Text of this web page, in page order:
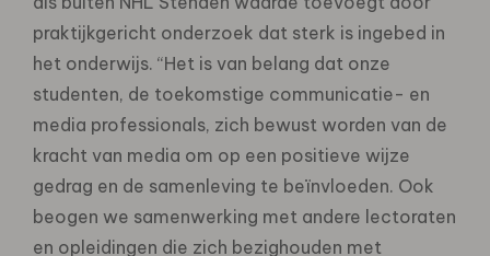
praktijkgericht onderzoek dat sterk is ingebed in
het onderwijs. “Het is van belang dat onze
studenten, de toekomstige communicatie- en
media professionals, zich bewust worden van de
kracht van media om op een positieve wijze
gedrag en de samenleving te beïnvloeden. Ook
beogen we samenwerking met andere lectoraten
en opleidingen die zich bezighouden met